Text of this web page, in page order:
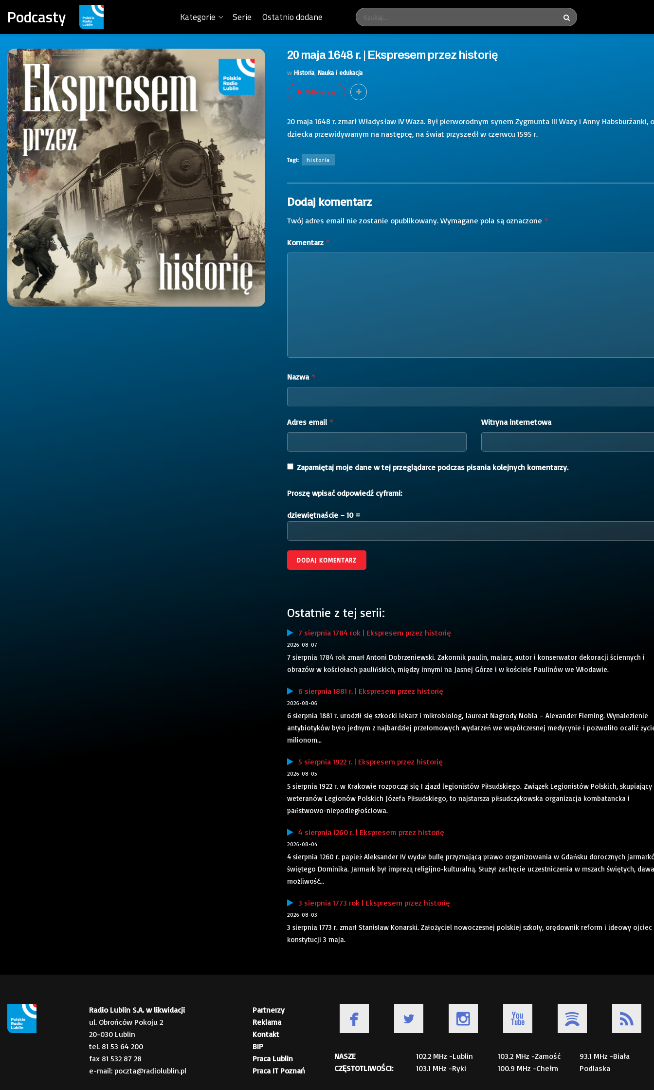
Podcasty Kategorie Serie Ostatnio dodane
20 maja 1648 r. | Ekspresem przez historię
w Historia Nauka i edukacja
Odtwarzaj
20 maja 1648 r. zmarł Władysław IV Waza. Był pierworodnym synem Zygmunta III Wazy i Anny Habsburżanki,
dziecka przewidywanym na następcę, na świat przyszedł w czerwcu 1595 r.
Tagi: historia
Dodaj komentarz
Twój adres email nie zostanie opublikowany. Wymagane pola są oznaczone *
Komentarz *
Nazwa *
Adres email * Witryna internetowa
Zapamiętaj moje dane w tej przeglądarce podczas pisania kolejnych komentarzy.
Proszę wpisać odpowiedź cyframi:
dziewiętnaście − 10 =
Ostatnie z tej serii:
7 sierpnia 1784 rok | Ekspresem przez historię
2026-08-07
7 sierpnia 1784 rok zmarł Antoni Dobrzeniewski. Zakonnik paulin, malarz, autor i konserwator dekoracji ściennych i
obrazów w kościołach paulińskich, między innymi na Jasnej Górze i w kościele Paulinów we Włodawie.
6 sierpnia 1881 r. | Ekspresem przez historię
2026-08-06
6 sierpnia 1881 r. urodził się szkocki lekarz i mikrobiolog, laureat Nagrody Nobla – Alexander Fleming. Wynalezienie
antybiotyków było jednym z najbardziej przełomowych wydarzeń we współczesnej medycynie i pozwoliło ocalić
milionom...
5 sierpnia 1922 r. | Ekspresem przez historię
2026-08-05
5 sierpnia 1922 r. w Krakowie rozpoczął się I zjazd legionistów Piłsudskiego. Związek Legionistów Polskich, skupiający
weteranów Legionów Polskich Józefa Piłsudskiego, to najstarsza piłsudczykowska organizacja kombatancka i
państwowo-niepodległościowa.
4 sierpnia 1260 r. | Ekspresem przez historię
2026-08-04
4 sierpnia 1260 r. papież Aleksander IV wydał bullę przyznającą prawo organizowania w Gdańsku dorocznych
świętego Dominika. Jarmark był imprezą religijno-kulturalną. Służył zachęcie uczestniczenia w mszach świętych,
możliwość...
3 sierpnia 1773 rok | Ekspresem przez historię
2026-08-03
3 sierpnia 1773 r. zmarł Stanisław Konarski. Założyciel nowoczesnej polskiej szkoły, orędownik reform i ideowy ojciec
konstytucji 3 maja.
Radio Lublin S.A. w likwidacji
ul. Obrońców Pokoju 2
20-030 Lublin
tel. 81 53 64 200
fax 81 532 87 28
e-mail: poczta@radiolublin.pl
Partnerzy
Reklama
Kontakt
BIP
Praca Lublin
Praca IT Poznań
NASZE
CZĘSTOTLIWOŚCI:
102.2 MHz -Lublin
103.1 MHz -Ryki
103.2 MHz -Zamość
100.9 MHz -Chełm
93.1 MHz -Biała
Podlaska